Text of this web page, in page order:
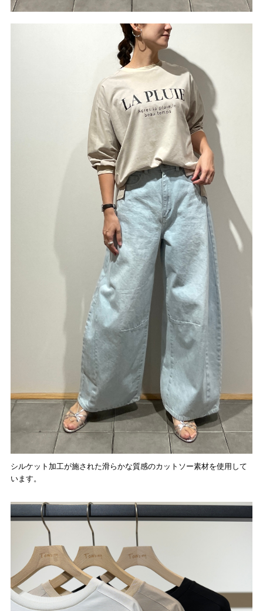
シルケット加工が施された滑らかな質感のカットソー素材を使用して
います。